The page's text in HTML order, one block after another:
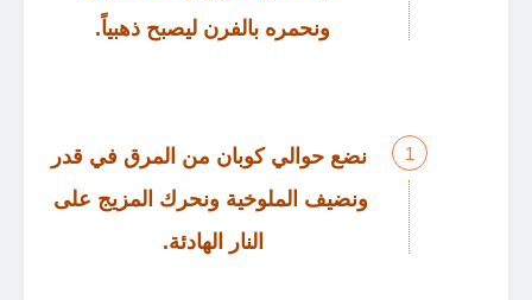
ونحمره بالفرن ليصبح ذهبياً.
نضع حوالي كوبان من المرق في قدر
ونضيف الملوخية ونحرك المزيج على
النار الهادئة.